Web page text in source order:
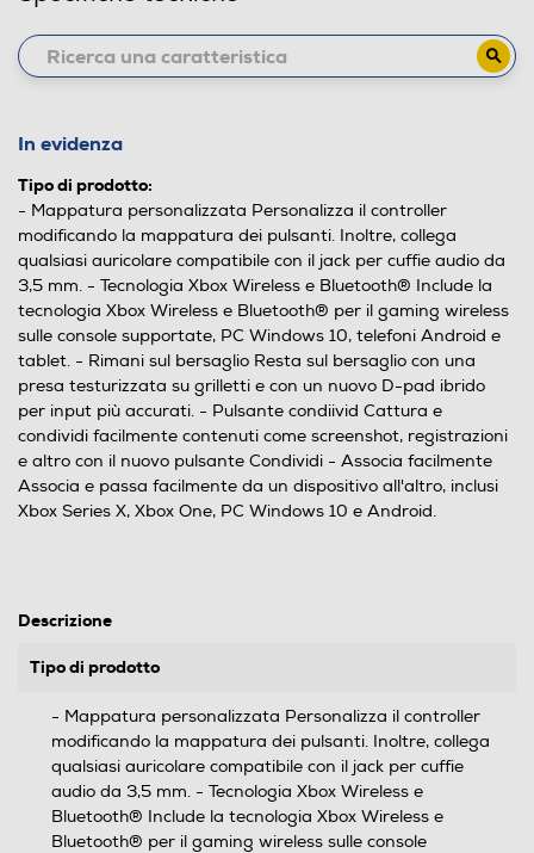
In evidenza
Tipo di prodotto:
- Mappatura personalizzata Personalizza il controller
modificando la mappatura dei pulsanti. Inoltre, collega
qualsiasi auricolare compatibile con il jack per cuffie audio da
3,5 mm. - Tecnologia Xbox Wireless e Bluetooth® Include la
tecnologia Xbox Wireless e Bluetooth® per il gaming wireless
sulle console supportate, PC Windows 10, telefoni Android e
tablet. - Rimani sul bersaglio Resta sul bersaglio con una
presa testurizzata su grilletti e con un nuovo D-pad ibrido
per input più accurati. - Pulsante condiivid Cattura e
condividi facilmente contenuti come screenshot, registrazioni
e altro con il nuovo pulsante Condividi - Associa facilmente
Associa e passa facilmente da un dispositivo all'altro, inclusi
Xbox Series X, Xbox One, PC Windows 10 e Android.
Descrizione
Tipo di prodotto
- Mappatura personalizzata Personalizza il controller
modificando la mappatura dei pulsanti. Inoltre, collega
qualsiasi auricolare compatibile con il jack per cuffie
audio da 3,5 mm. - Tecnologia Xbox Wireless e
Bluetooth® Include la tecnologia Xbox Wireless e
Bluetooth® per il gaming wireless sulle console